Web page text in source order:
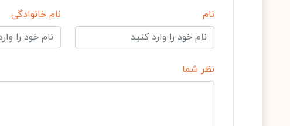
نام نام خانوادگی
نظر شما